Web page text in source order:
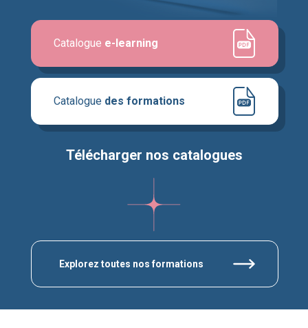
Explorez toutes nos formations
Télécharger nos catalogues
Catalogue des formations
Catalogue e-learning